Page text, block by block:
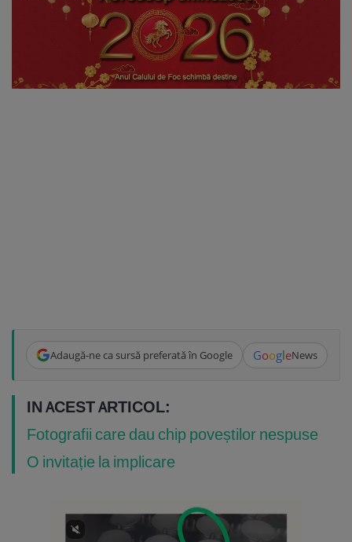
Adaugă-ne ca sursă preferată în Google GoogleNews
IN ACEST ARTICOL:
Fotografii care dau chip poveștilor nespuse
O invitație la implicare